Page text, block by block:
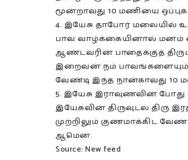
மூன்றாவது 10 மணியை
4. இயேசு தாபோர் மலையில்
பாவ வாழ்க்கையினால் மனம்
ஆண்டவரின் பாதைக்குத்
இறைவன் நம் பாவங்களையும்
வேண்டி இந்த நான்காவது 10
5. இயேசு இராவுணவின்
இயேசுவின் திருவுடல்
முற்றிலும் குணமாக்கிட
ஆமென்.
Source: New feed